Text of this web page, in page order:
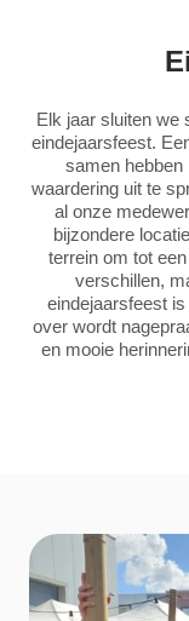
Elk jaar sluiten we
eindejaarsfeest.
samen
waardering uit te
al onze
bijzondere
terrein om tot
verschillen,
eindejaarsfeest
over wordt
en mooie